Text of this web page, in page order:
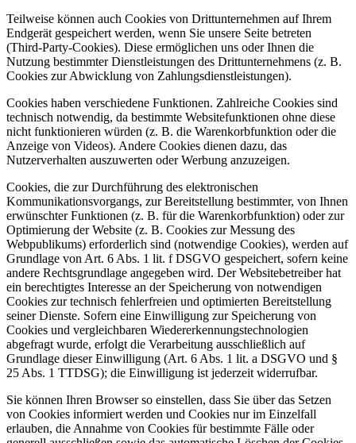
Teilweise können auch Cookies von Drittunternehmen auf Ihrem
Endgerät gespeichert werden, wenn Sie unsere Seite betreten
(Third-Party-Cookies). Diese ermöglichen uns oder Ihnen die
Nutzung bestimmter Dienstleistungen des Drittunternehmens (z. B.
Cookies zur Abwicklung von Zahlungsdienstleistungen).
Cookies haben verschiedene Funktionen. Zahlreiche Cookies sind
technisch notwendig, da bestimmte Websitefunktionen ohne diese
nicht funktionieren würden (z. B. die Warenkorbfunktion oder die
Anzeige von Videos). Andere Cookies dienen dazu, das
Nutzerverhalten auszuwerten oder Werbung anzuzeigen.
Cookies, die zur Durchführung des elektronischen
Kommunikationsvorgangs, zur Bereitstellung bestimmter, von Ihnen
erwünschter Funktionen (z. B. für die Warenkorbfunktion) oder zur
Optimierung der Website (z. B. Cookies zur Messung des
Webpublikums) erforderlich sind (notwendige Cookies), werden auf
Grundlage von Art. 6 Abs. 1 lit. f DSGVO gespeichert, sofern keine
andere Rechtsgrundlage angegeben wird. Der Websitebetreiber hat
ein berechtigtes Interesse an der Speicherung von notwendigen
Cookies zur technisch fehlerfreien und optimierten Bereitstellung
seiner Dienste. Sofern eine Einwilligung zur Speicherung von
Cookies und vergleichbaren Wiedererkennungstechnologien
abgefragt wurde, erfolgt die Verarbeitung ausschließlich auf
Grundlage dieser Einwilligung (Art. 6 Abs. 1 lit. a DSGVO und §
25 Abs. 1 TTDSG); die Einwilligung ist jederzeit widerrufbar.
Sie können Ihren Browser so einstellen, dass Sie über das Setzen
von Cookies informiert werden und Cookies nur im Einzelfall
erlauben, die Annahme von Cookies für bestimmte Fälle oder